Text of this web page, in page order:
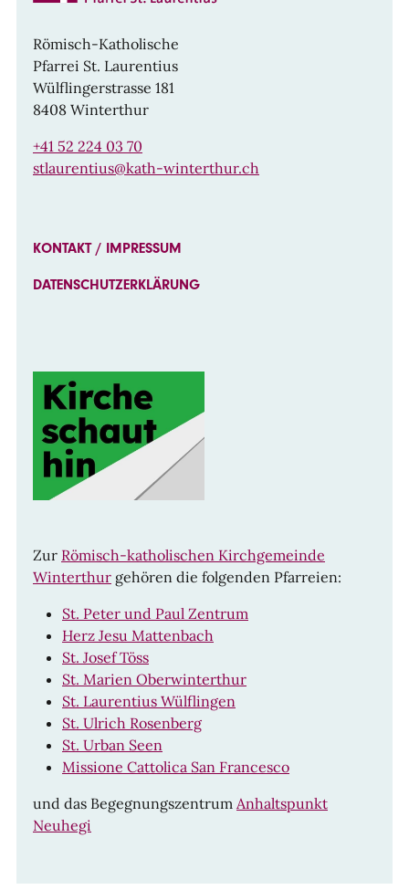
Römisch-Katholische
Pfarrei St. Laurentius
Wülflingerstrasse 181
8408 Winterthur
+41 52 224 03 70
stlaurentius@kath-winterthur.ch
KONTAKT / IMPRESSUM
DATENSCHUTZERKLÄRUNG
Zur Römisch-katholischen Kirchgemeinde
Winterthur gehören die folgenden Pfarreien:
St. Peter und Paul Zentrum
Herz Jesu Mattenbach
St. Josef Töss
St. Marien Oberwinterthur
St. Laurentius Wülflingen
St. Ulrich Rosenberg
St. Urban Seen
Missione Cattolica San Francesco
und das Begegnungszentrum Anhaltspunkt
Neuhegi